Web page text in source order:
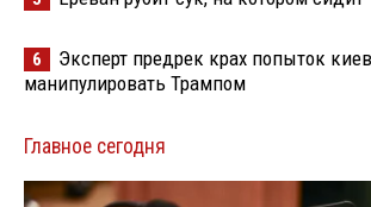
6
Эксперт предрек крах попыток
манипулировать Трампом
Главное сегодня